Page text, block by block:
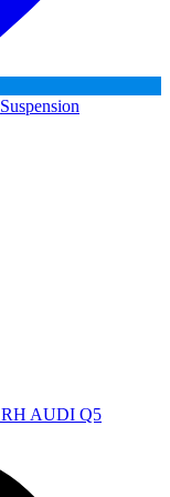
Suspension